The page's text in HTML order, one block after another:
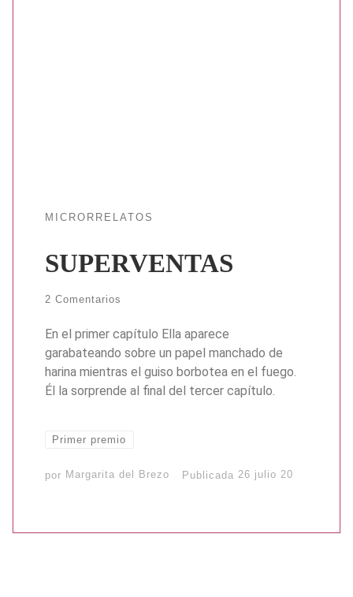
MICRORRELATOS
SUPERVENTAS
2 Comentarios
En el primer capítulo Ella aparece
garabateando sobre un papel manchado de
harina mientras el guiso borbotea en el fuego.
Él la sorprende al final del tercer capítulo.
Primer premio
por Margarita del Brezo Publicada 26 julio 20